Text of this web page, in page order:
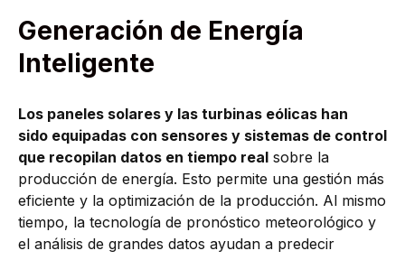
Generación de Energía
Inteligente
Los paneles solares y las turbinas eólicas han
sido equipadas con sensores y sistemas de control
que recopilan datos en tiempo real sobre la
producción de energía. Esto permite una gestión más
eficiente y la optimización de la producción. Al mismo
tiempo, la tecnología de pronóstico meteorológico y
el análisis de grandes datos ayudan a predecir